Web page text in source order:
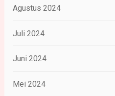
Agustus 2024
Juli 2024
Juni 2024
Mei 2024